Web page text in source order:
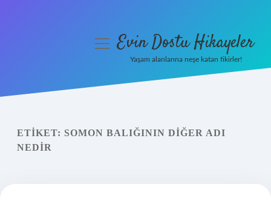
Yasal Uyarı
menüyüEvin Dostu Hikayeler
Yaşam alanlarına neşe katan fikirler!
ETIKET: SOMON BALIĞININ DIĞER ADI
NEDIR